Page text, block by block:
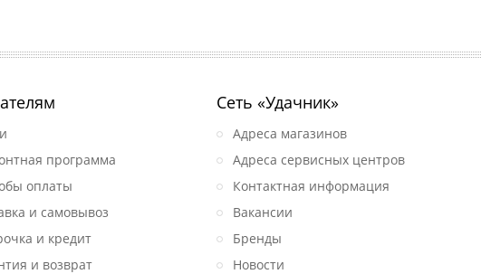
программа
оплаты
и самовывоз
и кредит
и возврат
Сеть «Удачник»
Адреса магазинов
Адреса сервисных центров
Контактная информация
Вакансии
Бренды
Новости